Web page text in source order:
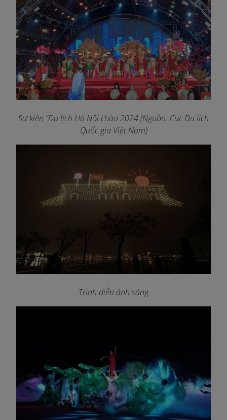
Sự kiện “Du lịch Hà Nội chào 2024 (Nguồn: Cục Du lịch
Quốc gia Việt Nam)
Trình diễn ánh sáng